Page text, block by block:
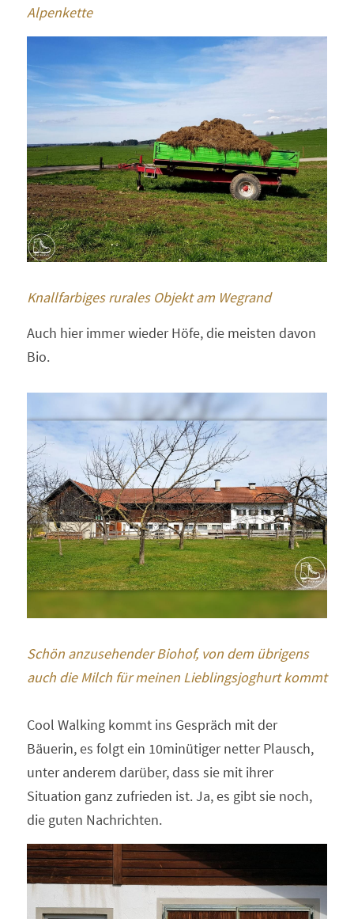
Alpenkette
Knallfarbiges rurales Objekt am Wegrand
Auch hier immer wieder Höfe, die meisten davon
Bio.
Schön anzusehender Biohof, von dem übrigens
auch die Milch für meinen Lieblingsjoghurt kommt
Cool Walking kommt ins Gespräch mit der
Bäuerin, es folgt ein 10minütiger netter Plausch,
unter anderem darüber, dass sie mit ihrer
Situation ganz zufrieden ist. Ja, es gibt sie noch,
die guten Nachrichten.